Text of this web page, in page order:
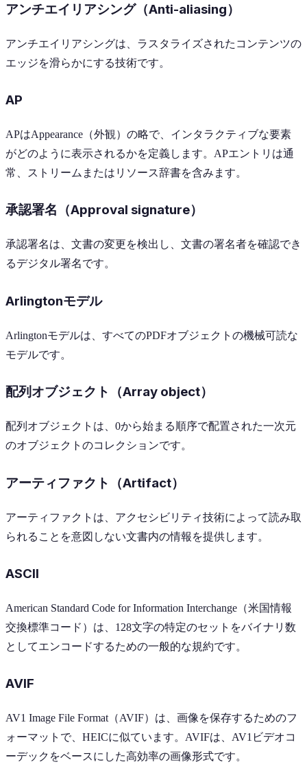
アンチエイリアシング（Anti-aliasing）
アンチエイリアシングは、ラスタライズされたコンテンツの
エッジを滑らかにする技術です。
AP
APはAppearance（外観）の略で、インタラクティブな要素
がどのように表示されるかを定義します。APエントリは通
常、ストリームまたはリソース辞書を含みます。
承認署名（Approval signature）
承認署名は、文書の変更を検出し、文書の署名者を確認でき
るデジタル署名です。
Arlingtonモデル
Arlingtonモデルは、すべてのPDFオブジェクトの機械可読な
モデルです。
配列オブジェクト（Array object）
配列オブジェクトは、0から始まる順序で配置された一次元
のオブジェクトのコレクションです。
アーティファクト（Artifact）
アーティファクトは、アクセシビリティ技術によって読み取
られることを意図しない文書内の情報を提供します。
ASCII
American Standard Code for Information Interchange（米国情報
交換標準コード）は、128文字の特定のセットをバイナリ数
としてエンコードするための一般的な規約です。
AVIF
AV1 Image File Format（AVIF）は、画像を保存するためのフ
ォーマットで、HEICに似ています。AVIFは、AV1ビデオコ
ーデックをベースにした高効率の画像形式です。